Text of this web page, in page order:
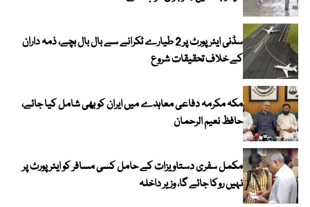
سڈنی ایئرپورٹ پر 2 طیارے ٹکرانے سے بال بال بچے، ذمہ داران
کے خلاف تحقیقات شروع
مکہ مکرمہ دفاعی معاہدے میں ایران کو بھی شامل کیا جائے،
حافظ نعیم الرحمان
مکمل سفری دستاویزات کے حامل کسی مسافر کو ایئرپورٹ پر
نہیں روکا جائے گا، وزیر داخلہ